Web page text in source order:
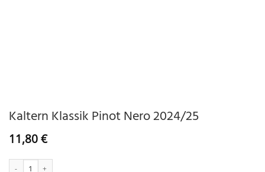
Kaltern Klassik Pinot Nero 2024/25
11,80€
Kaltern Klassik Pinot Nero 2024/25 quantità